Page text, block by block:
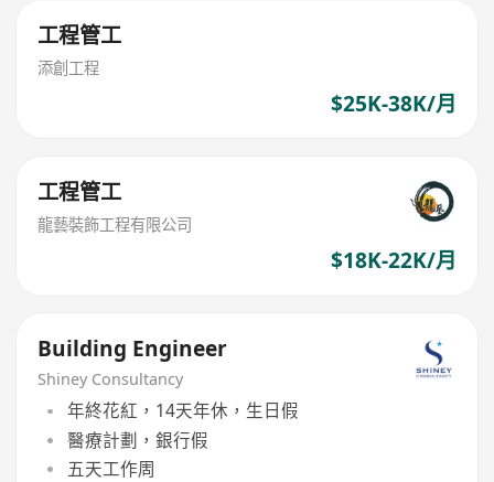
工程管工
添創工程
$25K-38K/月
工程管工
龍藝裝飾工程有限公司
$18K-22K/月
Building Engineer
Shiney Consultancy
年終花紅，14天年休，生日假
醫療計劃，銀行假
五天工作周